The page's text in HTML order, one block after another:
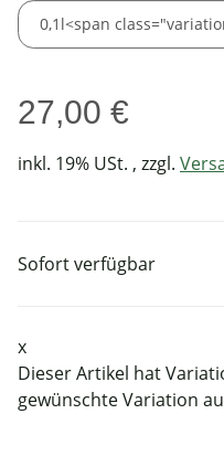
27,00 €
inkl. 19% USt. , zzgl.
Sofort verfügbar
x
Dieser Artikel hat
gewünschte Variation